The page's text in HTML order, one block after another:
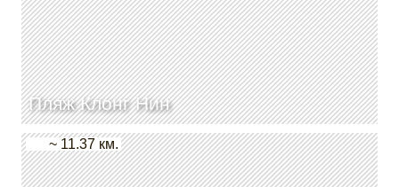
Пляж Клонг Нин
~ 11.37 км.